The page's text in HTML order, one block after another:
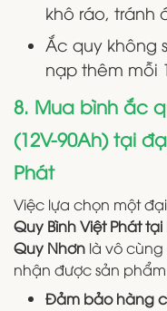
khô ráo, tránh
Ắc quy không
nạp thêm mỗi
8. Mua bình ắc
(12V-90Ah) tại
Phát
Việc lựa chọn một
Quy Bình Việt Pháttại
Quy Nhơn là vô
nhận được sản
Đảm bảo hàng